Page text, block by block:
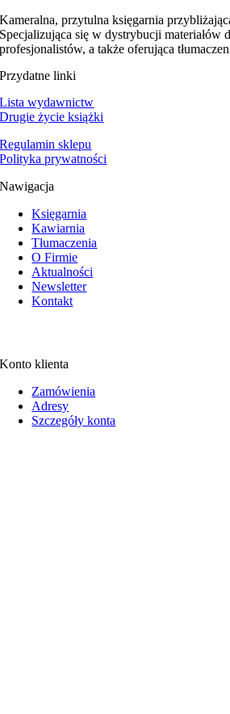
Kameralna, przytulna księgarnia
Specjalizująca się w dystrybucji materiałów
profesjonalistów, a także oferująca
Przydatne linki
Lista wydawnictw
Drugie życie książki
Regulamin sklepu
Polityka prywatności
Nawigacja
Księgarnia
Kawiarnia
Tłumaczenia
O Firmie
Aktualności
Newsletter
Kontakt
Konto klienta
Zamówienia
Adresy
Szczegóły konta